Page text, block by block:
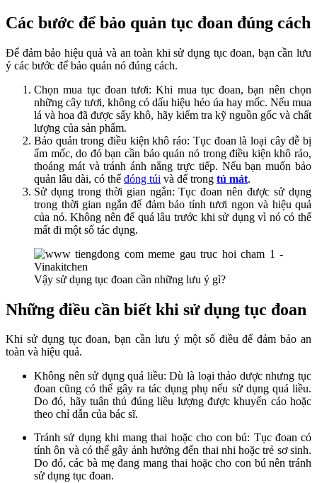
Các bước để bảo quản tục đoan đúng cách
Để đảm bảo hiệu quả và an toàn khi sử dụng tục đoan, bạn cần lưu
ý các bước để bảo quản nó đúng cách.
Chọn mua tục đoan tươi: Khi mua tục đoan, bạn nên chọn
những cây tươi, không có dấu hiệu héo úa hay mốc. Nếu mua
lá và hoa đã được sấy khô, hãy kiểm tra kỹ nguồn gốc và chất
lượng của sản phẩm.
Bảo quản trong điều kiện khô ráo: Tục đoan là loại cây dễ bị
ẩm mốc, do đó bạn cần bảo quản nó trong điều kiện khô ráo,
thoáng mát và tránh ánh nắng trực tiếp. Nếu bạn muốn bảo
quản lâu dài, có thể đóng túi và để trong tủ mát.
Sử dụng trong thời gian ngắn: Tục đoan nên được sử dụng
trong thời gian ngắn để đảm bảo tính tươi ngon và hiệu quả
của nó. Không nên để quá lâu trước khi sử dụng vì nó có thể
mất đi một số tác dụng.
Vậy sử dụng tục đoan cần những lưu ý gì?
Những điều cần biết khi sử dụng tục đoan
Khi sử dụng tục đoan, bạn cần lưu ý một số điều để đảm bảo an
toàn và hiệu quả.
Không nên sử dụng quá liều: Dù là loại thảo dược nhưng tục
đoan cũng có thể gây ra tác dụng phụ nếu sử dụng quá liều.
Do đó, hãy tuân thủ đúng liều lượng được khuyến cáo hoặc
theo chỉ dẫn của bác sĩ.
Tránh sử dụng khi mang thai hoặc cho con bú: Tục đoan có
tính ôn và có thể gây ảnh hưởng đến thai nhi hoặc trẻ sơ sinh.
Do đó, các bà mẹ đang mang thai hoặc cho con bú nên tránh
sử dụng tục đoan.